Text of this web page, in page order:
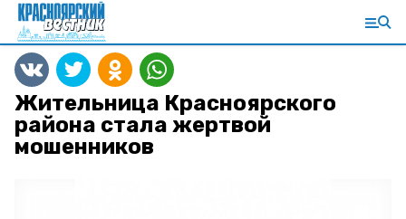
Жительница Красноярского
района стала жертвой
мошенников